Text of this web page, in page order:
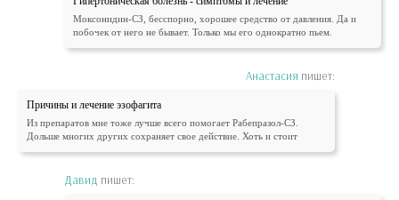
Моксонидин-СЗ, бесспорно, хорошее средство от давления. Да и
побочек от него не бывает. Только мы его однократно пьем.
Анастасия пишет:
Причины и лечение эзофагита
Из препаратов мне тоже лучше всего помогает Рабепразол-СЗ.
Дольше многих других сохраняет свое действие. Хоть и стоит
Давид пишет: